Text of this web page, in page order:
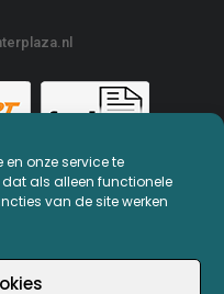
onze service te
als alleen functionele
van de site werken